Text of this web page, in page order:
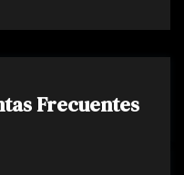
Frecuentes